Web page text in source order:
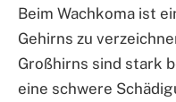
Beim Wachkoma ist
Gehirns zu
Großhirns sind stark
eine schwere